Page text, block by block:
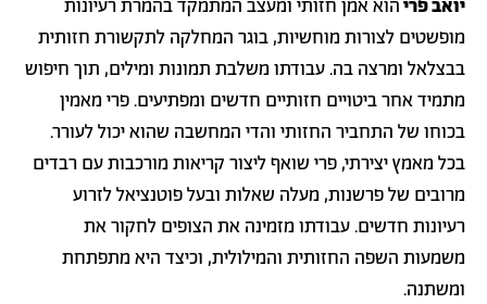
יואב פריהוא אמן חזותי ומעצב המתמקד בהמרת רעיונות
מופשטים לצורות מוחשיות, בוגר המחלקה לתקשורת חזותית
בבצלאל ומרצה בה. עבודתו משלבת תמונות ומילים, תוך חיפוש
מתמיד אחר ביטויים חזותיים חדשים ומפתיעים. פרי מאמין
בכוחו של התחביר החזותי והדי המחשבה שהוא יכול לעורר.
בכל מאמץ יצירתי, פרי שואף ליצור קריאות מורכבות עם רבדים
מרובים של פרשנות, מעלה שאלות ובעל פוטנציאל לזרוע
רעיונות חדשים. עבודתו מזמינה את הצופים לחקור את
משמעות השפה החזותית והמילולית, וכיצד היא מתפתחת
ומשתנה.